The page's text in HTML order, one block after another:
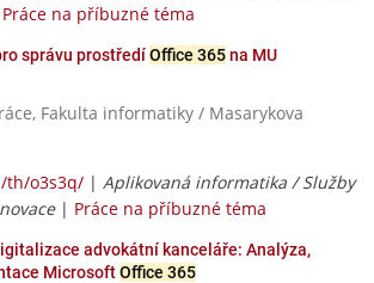
Práce na příbuzné téma
správu prostředíOffice 365na MU
Fakulta informatiky / Masarykova
th/o3s3q/ | Aplikovaná informatika / Služby
| Práce na příbuzné téma
advokátní kanceláře: Analýza,
MicrosoftOffice 365